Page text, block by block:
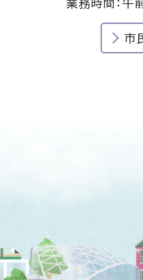
業務時間：
市